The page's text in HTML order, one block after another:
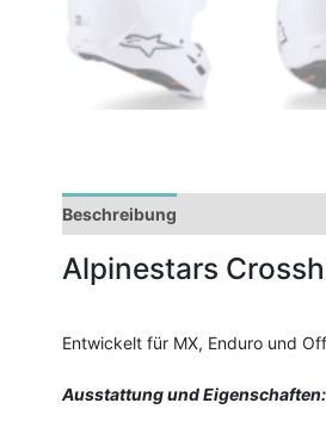
Beschreibung
Alpinestars
Entwickelt für MX, Enduro und
Ausstattung und Eigenschaften: